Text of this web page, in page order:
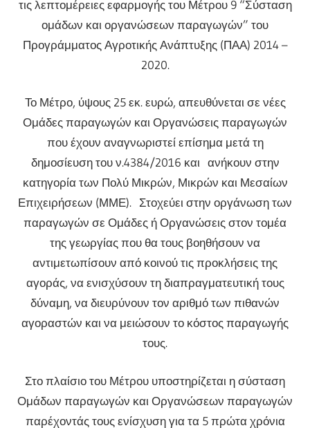
τις λεπτομέρειες εφαρμογής του Μέτρου 9 “Σύσταση
ομάδων και οργανώσεων παραγωγών” του
Προγράμματος Αγροτικής Ανάπτυξης (ΠΑΑ) 2014 –
2020.
Το Μέτρο, ύψους 25 εκ. ευρώ, απευθύνεται σε νέες
Ομάδες παραγωγών και Οργανώσεις παραγωγών
που έχουν αναγνωριστεί επίσημα μετά τη
δημοσίευση του ν.4384/2016 και ανήκουν στην
κατηγορία των Πολύ Μικρών, Μικρών και Μεσαίων
Επιχειρήσεων (ΜΜΕ). Στοχεύει στην οργάνωση των
παραγωγών σε Ομάδες ή Οργανώσεις στον τομέα
της γεωργίας που θα τους βοηθήσουν να
αντιμετωπίσουν από κοινού τις προκλήσεις της
αγοράς, να ενισχύσουν τη διαπραγματευτική τους
δύναμη, να διευρύνουν τον αριθμό των πιθανών
αγοραστών και να μειώσουν το κόστος παραγωγής
τους.
Στο πλαίσιο του Μέτρου υποστηρίζεται η σύσταση
Ομάδων παραγωγών και Οργανώσεων παραγωγών
παρέχοντάς τους ενίσχυση για τα 5 πρώτα χρόνια